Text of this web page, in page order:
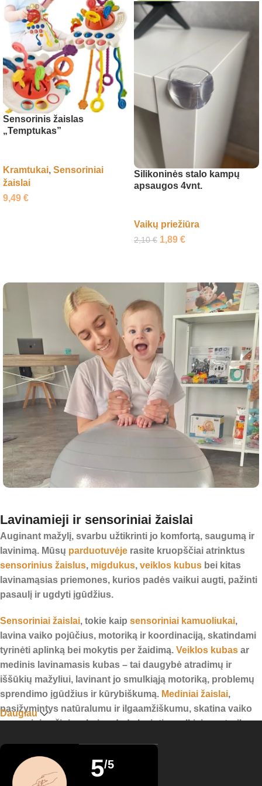
Sensorinis žaislas
„Temptukas”
Kramtukai, Sensoriniai
žaislai
9,49 €
Silikoninės stalo kampų
apsaugos 4vnt.
Vaikų priežiūra
2,10€ 1,89 €
Lavinamieji ir sensoriniai žaislai
Auginant mažylį, svarbu užtikrinti jo komfortą, saugumą ir
lavinimą. Mūsų parduotuvėje rasite kruopščiai atrinktus
sensorinius žaislus, migdukus, veiklos kubus bei kitas
lavinamąsias priemones, kurios padės vaikui augti, pažinti
pasaulį ir ugdyti įgūdžius.
Sensoriniai žaislai, tokie kaip sensoriniai kamuoliukai,
lavina vaiko pojūčius, motoriką ir koordinaciją, skatindami
tyrinėti aplinką bei mokytis per žaidimą. Veiklos kubas ar
medinis lavinamasis kubas – tai daugybė atradimų ir
iššūkių mažyliui, lavinant jo smulkiąją motoriką, problemų
sprendimo įgūdžius ir kūrybiškumą. Mediniai žaislai,
pasižymintys natūralumu ir ilgaamžiškumu, skatina vaiko
sensorinį pažinimą bei padeda lavinti smulkiąją motoriką.
mokytis suimti daiktus. Tuo tarpu
neatsiejama pagalba dygstant dantukams, mažinant
Daugiau
5/5